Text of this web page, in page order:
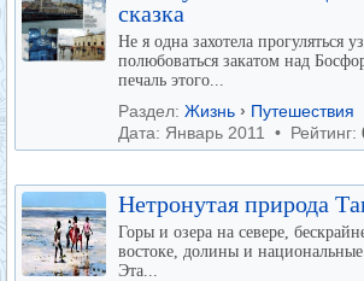
сказка
Не я одна захотела прогуляться
полюбоваться закатом над
печаль этого...
Раздел: Жизнь › Путешествия
Дата: Январь 2011 • Рейтинг:
Нетронутая природа
Горы и озера на севере,
востоке, долины и
Эта...